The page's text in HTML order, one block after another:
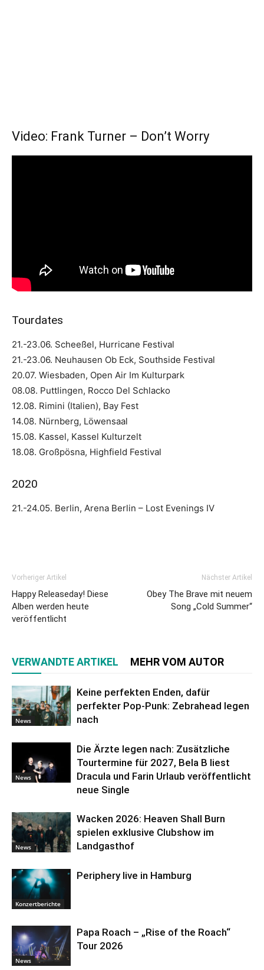
Video: Frank Turner – Don’t Worry
Tourdates
21.-23.06. Scheeßel, Hurricane Festival
21.-23.06. Neuhausen Ob Eck, Southside Festival
20.07. Wiesbaden, Open Air Im Kulturpark
08.08. Puttlingen, Rocco Del Schlacko
12.08. Rimini (Italien), Bay Fest
14.08. Nürnberg, Löwensaal
15.08. Kassel, Kassel Kulturzelt
18.08. Großpösna, Highfield Festival
2020
21.-24.05. Berlin, Arena Berlin – Lost Evenings IV
Vorheriger Artikel
Happy Releaseday! Diese
Alben werden heute
veröffentlicht
Nächster Artikel
Obey The Brave mit neuem
Song „Cold Summer“
VERWANDTE ARTIKEL MEHR VOM AUTOR
News
Keine perfekten Enden, dafür
perfekter Pop-Punk: Zebrahead legen
nach
News
Die Ärzte legen nach: Zusätzliche
Tourtermine für 2027, Bela B liest
Dracula und Farin Urlaub veröffentlicht
neue Single
News
Wacken 2026: Heaven Shall Burn
spielen exklusive Clubshow im
Landgasthof
Konzertberichte
Periphery live in Hamburg
News
Papa Roach – „Rise of the Roach“
Tour 2026